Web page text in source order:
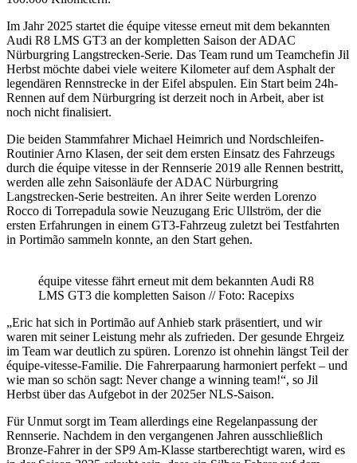
Im Jahr 2025 startet die équipe vitesse erneut mit dem bekannten
Audi R8 LMS GT3 an der kompletten Saison der ADAC
Nürburgring Langstrecken-Serie. Das Team rund um Teamchefin Jil
Herbst möchte dabei viele weitere Kilometer auf dem Asphalt der
legendären Rennstrecke in der Eifel abspulen. Ein Start beim 24h-
Rennen auf dem Nürburgring ist derzeit noch in Arbeit, aber ist
noch nicht finalisiert.
Die beiden Stammfahrer Michael Heimrich und Nordschleifen-
Routinier Arno Klasen, der seit dem ersten Einsatz des Fahrzeugs
durch die équipe vitesse in der Rennserie 2019 alle Rennen bestritt,
werden alle zehn Saisonläufe der ADAC Nürburgring
Langstrecken-Serie bestreiten. An ihrer Seite werden Lorenzo
Rocco di Torrepadula sowie Neuzugang Eric Ullström, der die
ersten Erfahrungen in einem GT3-Fahrzeug zuletzt bei Testfahrten
in Portimão sammeln konnte, an den Start gehen.
équipe vitesse fährt erneut mit dem bekannten Audi R8
LMS GT3 die kompletten Saison // Foto: Racepixs
„Eric hat sich in Portimão auf Anhieb stark präsentiert, und wir
waren mit seiner Leistung mehr als zufrieden. Der gesunde Ehrgeiz
im Team war deutlich zu spüren. Lorenzo ist ohnehin längst Teil der
équipe-vitesse-Familie. Die Fahrerpaarung harmoniert perfekt – und
wie man so schön sagt: Never change a winning team!“, so Jil
Herbst über das Aufgebot in der 2025er NLS-Saison.
Für Unmut sorgt im Team allerdings eine Regelanpassung der
Rennserie. Nachdem in den vergangenen Jahren ausschließlich
Bronze-Fahrer in der SP9 Am-Klasse startberechtigt waren, wird es